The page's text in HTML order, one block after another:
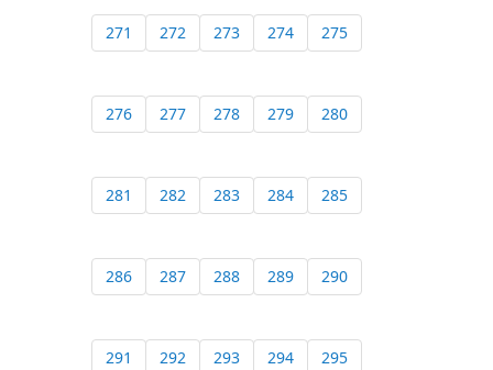
271 272 273 274 275
276 277 278 279 280
281 282 283 284 285
286 287 288 289 290
291 292 293 294 295